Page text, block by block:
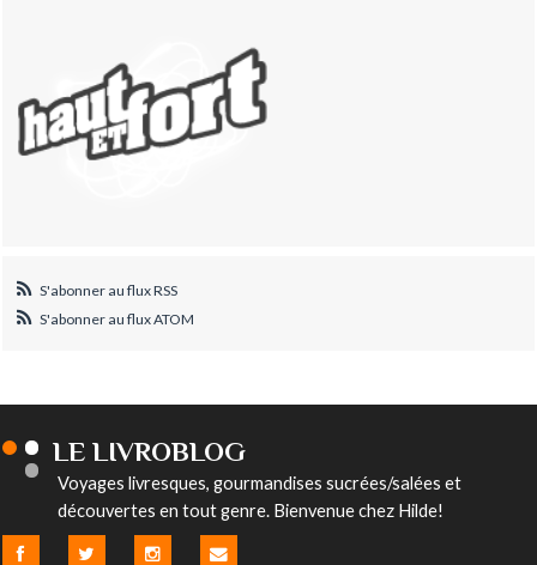
S'abonner au flux RSS
S'abonner au flux ATOM
LE LIVROBLOG
Voyages livresques, gourmandises sucrées/salées et
découvertes en tout genre. Bienvenue chez Hilde!